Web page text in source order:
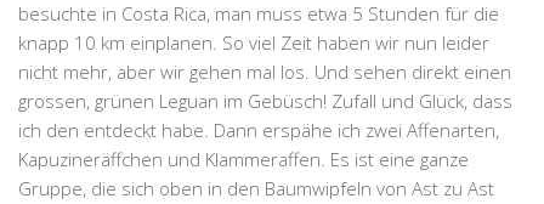
besuchte in Costa Rica, man muss etwa 5 Stunden für die
knapp 10 km einplanen. So viel Zeit haben wir nun leider
nicht mehr, aber wir gehen mal los. Und sehen direkt einen
grossen, grünen Leguan im Gebüsch! Zufall und Glück, dass
ich den entdeckt habe. Dann erspähe ich zwei Affenarten,
Kapuzineräffchen und Klammeraffen. Es ist eine ganze
Gruppe, die sich oben in den Baumwipfeln von Ast zu Ast